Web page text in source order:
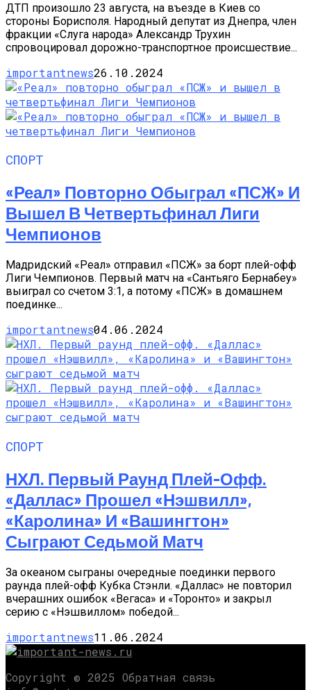
ДТП произошло 23 августа, на въезде в Киев со
стороны Борисполя. Народный депутат из Днепра, член
фракции «Слуга народа» Александр Трухин
спровоцировал дорожно-транспортное происшествие...
importantnews26.10.2024
СПОРТ
«Реал» Повторно Обыграл «ПСЖ» И
Вышел В Четвертьфинал Лиги
Чемпионов
Мадридский «Реал» отправил «ПСЖ» за борт плей-офф
Лиги Чемпионов. Первый матч на «Сантьяго Бернабеу»
выиграл со счетом 3:1, а потому «ПСЖ» в домашнем
поединке...
importantnews04.06.2024
СПОРТ
НХЛ. Первый Раунд Плей-Офф.
«Даллас» Прошел «Нэшвилл»,
«Каролина» И «Вашингтон»
Сыграют Седьмой Матч
За океаном сыграны очередные поединки первого
раунда плей-офф Кубка Стэнли. «Даллас» не повторил
вчерашних ошибок «Вегаса» и «Торонто» и закрыл
серию с «Нэшвиллом» победой...
importantnews11.06.2024
Copyright © 2025 Обратная связь